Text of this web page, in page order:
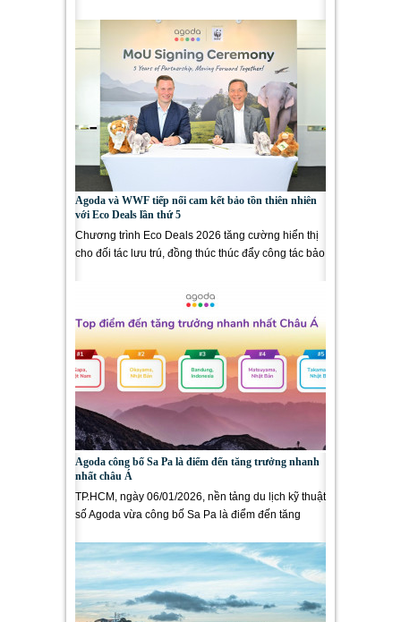
Agoda và WWF tiếp nối cam kết bảo tồn thiên nhiên
với Eco Deals lần thứ 5
Chương trình Eco Deals 2026 tăng cường hiển thị
cho đối tác lưu trú, đồng thúc thúc đẩy công tác bảo
Agoda công bố Sa Pa là điểm đến tăng trưởng nhanh
nhất châu Á
TP.HCM, ngày 06/01/2026, nền tảng du lịch kỹ thuật
số Agoda vừa công bố Sa Pa là điểm đến tăng